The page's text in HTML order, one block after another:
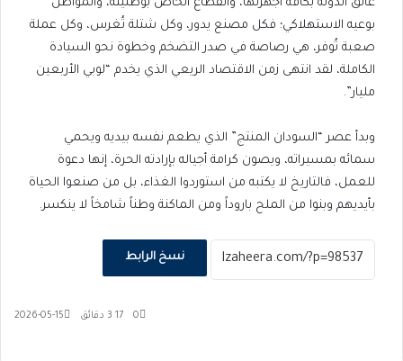
عاتق الدولة بكافة أجهزتها، والقطاع الخاص بوطنيته، والمواطن
بوعيه الاستهلاكي؛ فكل مصنع يدور، وكل شتلة تُغرس، وكل عملة
صعبة تُوفر، هي رصاصة في صدر التضخم وخطوة نحو السيادة
الكاملة، لقد انتهى زمن الاقتصاد الريعي الذي يخدم “لوبي الأربعين
مليار”.
وبدأ عصر “السودان المنتج” الذي يطعم نفسه بيديه ويحمي
سمائه بمسيراته، ويصون كرامة أجياله بإرادته الحرة، إنها دعوة
للعمل، فالتاريخ لا يكتبه من استوردوا الغذاء، بل من صنعوا الحياة
بأيديهم وبنوا من الملح باروداً ومن الماكنة وطناً شامخاً لا ينكسر.
نسخ الرابط
2026-05-15 0